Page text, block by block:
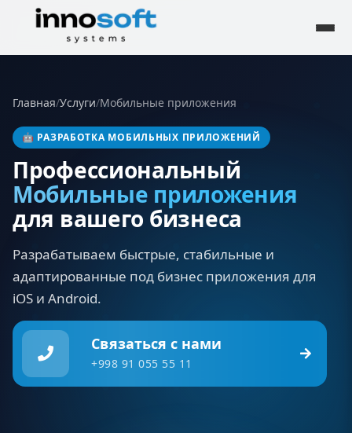
Главная/Услуги/Мобильные приложения
🤖 РАЗРАБОТКА МОБИЛЬНЫХ ПРИЛОЖЕНИЙ
Профессиональный
Мобильные приложения
для вашего бизнеса
Разрабатываем быстрые, стабильные и
адаптированные под бизнес приложения для
iOS и Android.
Связаться с нами
+998 91 055 55 11